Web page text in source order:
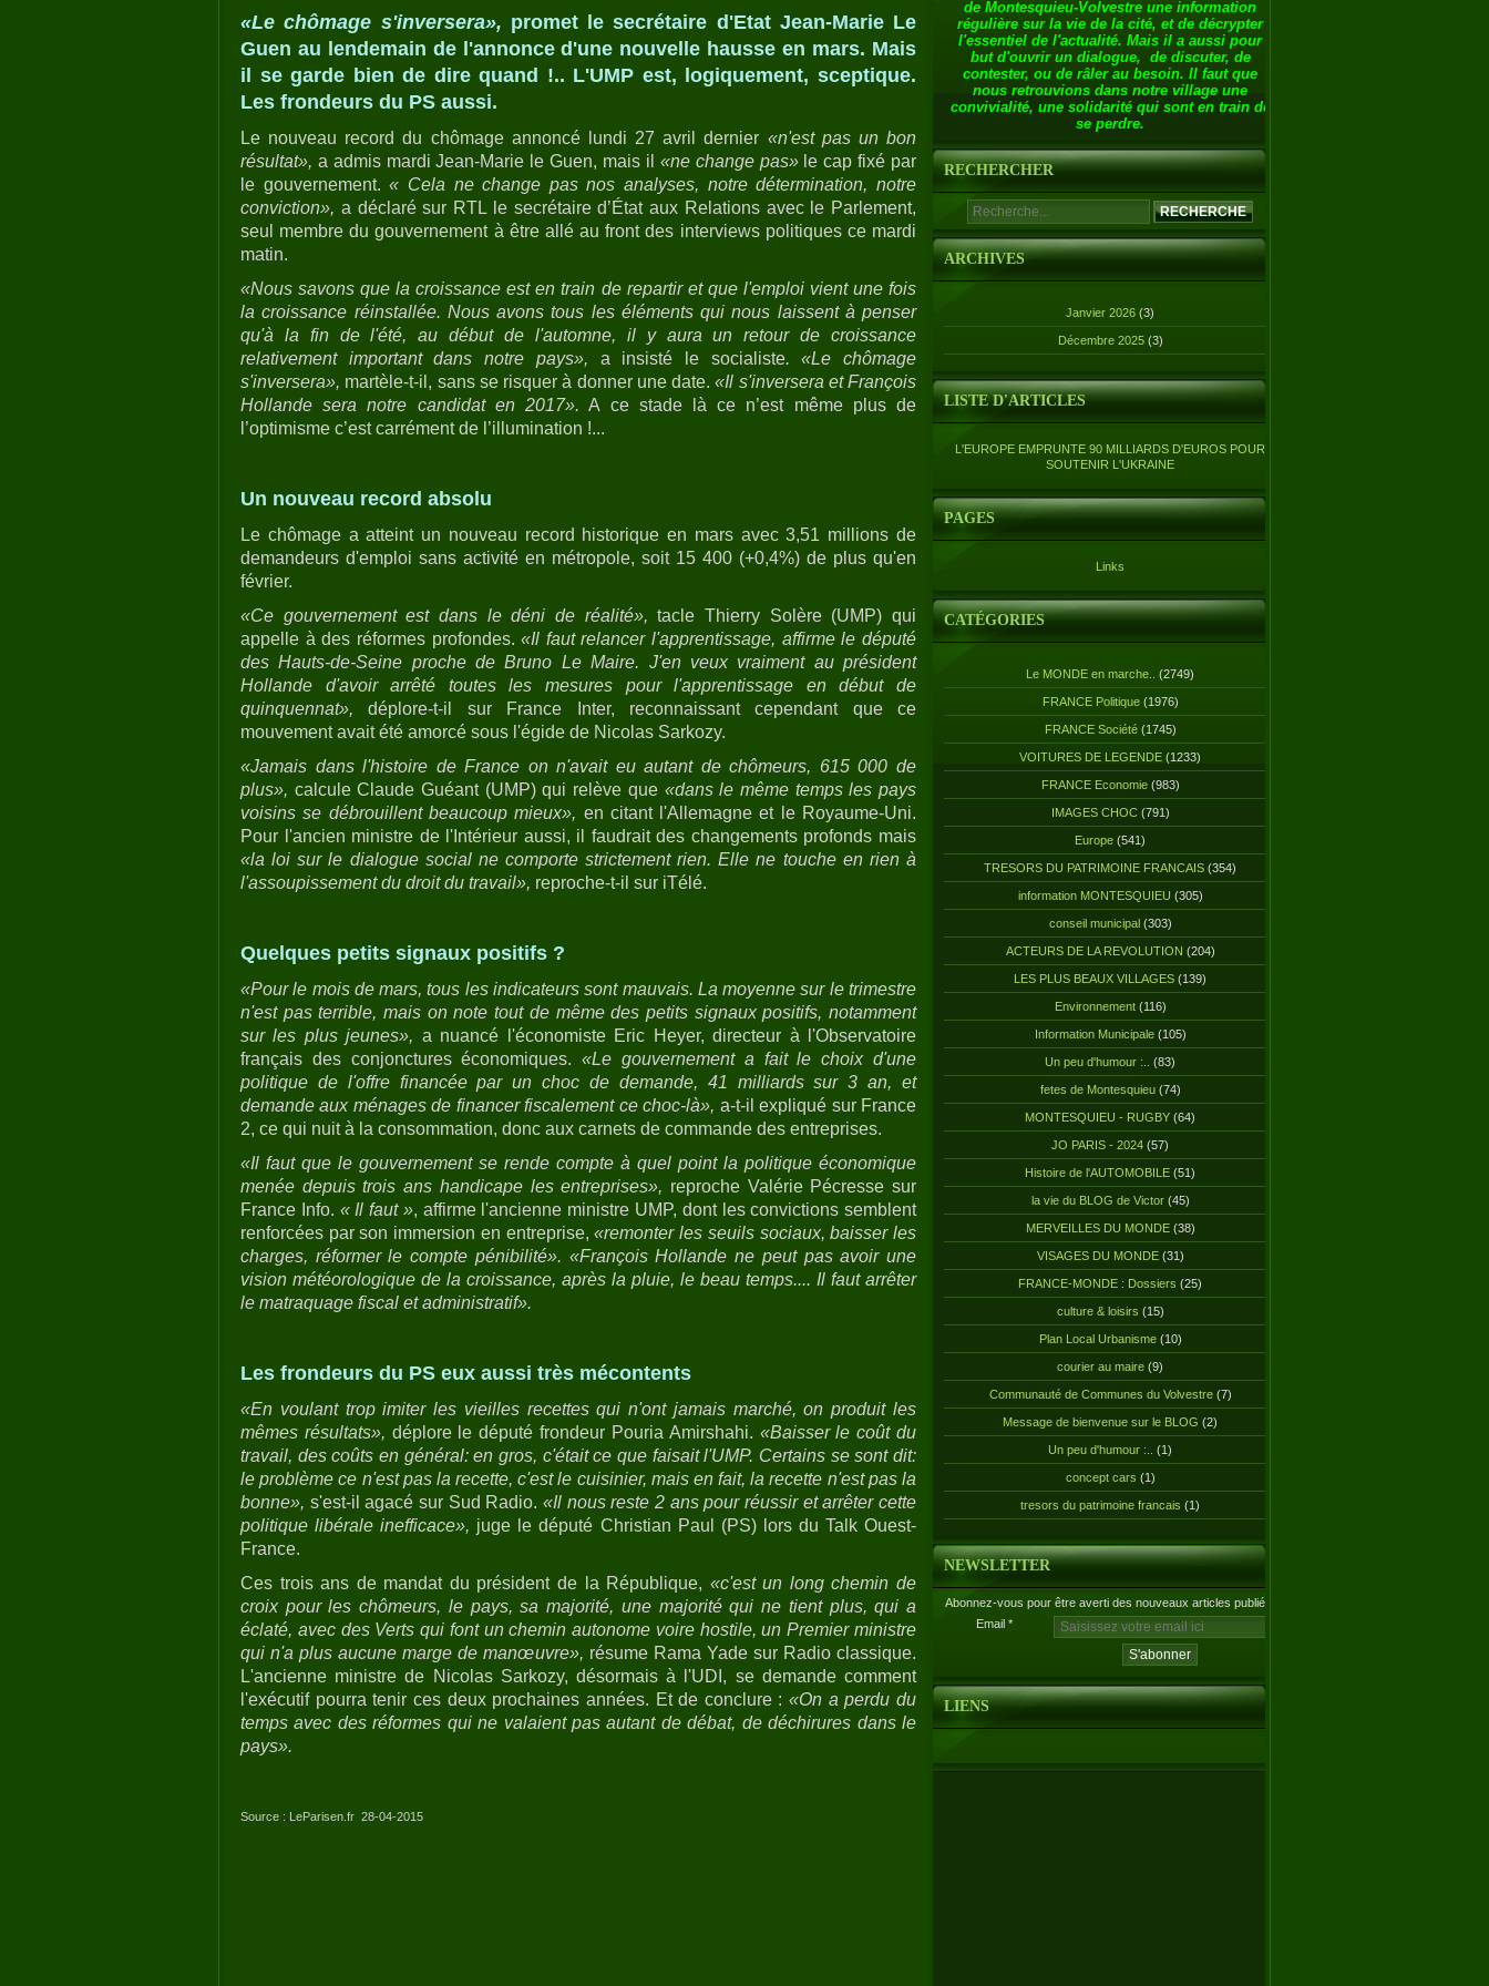
«Le chômage s'inversera», promet le secrétaire d'Etat Jean-Marie Le
Guen au lendemain de l'annonce d'une nouvelle hausse en mars. Mais
il se garde bien de dire quand !.. L'UMP est, logiquement, sceptique.
Les frondeurs du PS aussi.
Le nouveau record du chômage annoncé lundi 27 avril dernier «n'est pas un bon
résultat», a admis mardi Jean-Marie le Guen, mais il «ne change pas»le cap fixé par
le gouvernement.« Cela ne change pas nos analyses, notre détermination, notre
conviction», a déclaré sur RTL le secrétaire d’État aux Relations avec le Parlement,
seul membre du gouvernement à être allé au front des interviews politiques ce mardi
matin.
«Nous savons que la croissance est en train de repartir et que l'emploi vient une fois
la croissance réinstallée. Nous avons tous les éléments qui nous laissent à penser
qu'à la fin de l'été, au début de l'automne, il y aura un retour de croissance
relativement important dans notre pays», a insisté le socialiste. «Le chômage
s'inversera», martèle-t-il, sans se risquer à donner une date.«Il s'inversera et François
Hollande sera notre candidat en 2017». A ce stade là ce n’est même plus de
l’optimisme c’est carrément de l’illumination !...
Un nouveau record absolu
Le chômage a atteint un nouveau record historique en mars avec 3,51 millions de
demandeurs d'emploi sans activité en métropole, soit 15 400 (+0,4%) de plus qu'en
février.
«Ce gouvernement est dans le déni de réalité», tacle Thierry Solère (UMP) qui
appelle à des réformes profondes.«Il faut relancer l'apprentissage, affirme le député
des Hauts-de-Seine proche de Bruno Le Maire. J'en veux vraiment au président
Hollande d'avoir arrêté toutes les mesures pour l'apprentissage en début de
quinquennat»,déplore-t-il sur France Inter, reconnaissant cependant que ce
mouvement avait été amorcé sous l'égide de Nicolas Sarkozy.
«Jamais dans l'histoire de France on n'avait eu autant de chômeurs, 615 000 de
plus», calcule Claude Guéant (UMP) qui relève que «dans le même temps les pays
voisins se débrouillent beaucoup mieux», en citant l'Allemagne et le Royaume-Uni.
Pour l'ancien ministre de l'Intérieur aussi, il faudrait des changements profonds mais
«la loi sur le dialogue social ne comporte strictement rien. Elle ne touche en rien à
l'assoupissement du droit du travail», reproche-t-il sur iTélé.
Quelques petits signaux positifs ?
«Pour le mois de mars, tous les indicateurs sont mauvais. La moyenne sur le trimestre
n'est pas terrible, mais on note tout de même des petits signaux positifs, notamment
sur les plus jeunes», a nuancé l'économiste Eric Heyer, directeur à l'Observatoire
français des conjonctures économiques.«Le gouvernement a fait le choix d'une
politique de l'offre financée par un choc de demande, 41 milliards sur 3 an, et
demande aux ménages de financer fiscalement ce choc-là», a-t-il expliqué sur France
2, ce qui nuit à la consommation, donc aux carnets de commande des entreprises.
«Il faut que le gouvernement se rende compte à quel point la politique économique
menée depuis trois ans handicape les entreprises», reproche Valérie Pécresse sur
France Info. « Il faut », affirme l'ancienne ministre UMP, dont les convictions semblent
renforcées par son immersion en entreprise,«remonter les seuils sociaux, baisser les
charges, réformer le compte pénibilité». «François Hollande ne peut pas avoir une
vision météorologique de la croissance, après la pluie, le beau temps.... Il faut arrêter
le matraquage fiscal et administratif».
Les frondeurs du PS eux aussi très mécontents
«En voulant trop imiter les vieilles recettes qui n'ont jamais marché, on produit les
mêmes résultats», déplore le député frondeur Pouria Amirshahi. «Baisser le coût du
travail, des coûts en général: en gros, c'était ce que faisait l'UMP. Certains se sont dit:
le problème ce n'est pas la recette, c'est le cuisinier, mais en fait, la recette n'est pas la
bonne», s'est-il agacé sur Sud Radio. «Il nous reste 2 ans pour réussir et arrêter cette
politique libérale inefficace», juge le député Christian Paul (PS) lors du Talk Ouest-
France.
Ces trois ans de mandat du président de la République, «c'est un long chemin de
croix pour les chômeurs, le pays, sa majorité, une majorité qui ne tient plus, qui a
éclaté, avec des Verts qui font un chemin autonome voire hostile, un Premier ministre
qui n'a plus aucune marge de manœuvre», résume Rama Yade sur Radio classique.
L'ancienne ministre de Nicolas Sarkozy, désormais à l'UDI, se demande comment
l'exécutif pourra tenir ces deux prochaines années. Et de conclure :«On a perdu du
temps avec des réformes qui ne valaient pas autant de débat, de déchirures dans le
pays».
Source : LeParisen.fr 28-04-2015
de Montesquieu-Volvestre une information
régulière sur la vie de la cité, et de décrypter
l'essentiel de l'actualité. Mais il a aussi pour
but d'ouvrir un dialogue, de discuter, de
contester, ou de râler au besoin. Il faut que
nous retrouvions dans notre village une
convivialité, une solidarité qui sont en train de
se perdre.
RECHERCHER
ARCHIVES
Janvier 2026 (3)
Décembre 2025 (3)
LISTE D'ARTICLES
L'EUROPE EMPRUNTE 90 MILLIARDS D'EUROS POUR
SOUTENIR L'UKRAINE
PAGES
Links
CATÉGORIES
Le MONDE en marche.. (2749)
FRANCE Politique(1976)
FRANCE Société(1745)
VOITURES DE LEGENDE (1233)
FRANCE Economie(983)
IMAGES CHOC(791)
Europe (541)
TRESORS DU PATRIMOINE FRANCAIS (354)
information MONTESQUIEU (305)
conseil municipal(303)
ACTEURS DE LA REVOLUTION (204)
LES PLUS BEAUX VILLAGES (139)
Environnement(116)
Information Municipale(105)
Un peu d'humour :.. (83)
fetes de Montesquieu(74)
MONTESQUIEU - RUGBY (64)
JO PARIS - 2024 (57)
Histoire de l'AUTOMOBILE (51)
la vie du BLOG de Victor(45)
MERVEILLES DU MONDE(38)
VISAGES DU MONDE(31)
FRANCE-MONDE : Dossiers (25)
culture & loisirs (15)
Plan Local Urbanisme(10)
courier au maire (9)
Communauté de Communes du Volvestre(7)
Message de bienvenue sur le BLOG (2)
Un peu d'humour :.. (1)
concept cars (1)
tresors du patrimoine francais (1)
NEWSLETTER
Abonnez-vous pour être averti des nouveaux articles publiés.
Email
LIENS